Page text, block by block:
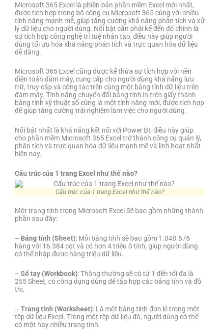
Microsoft 365 Excel là phiên bản phần mềm Excel mới nhất,
được tích hợp trong bộ công cụ Microsoft 365 cùng với nhiều
tính năng mạnh mẽ, giúp tăng cường khả năng phân tích và xử
lý dữ liệu cho người dùng. Nổi bật cần phải kể đến đó chính là
sự tích hợp công nghệ trí tuệ nhân tạo, điều này giúp người
dùng tối ưu hóa khả năng phân tích và trực quan hóa dữ liệu
dễ dàng.
Microsoft 365 Excel cũng được kế thừa sự tích hợp với nền
điện toán đám mây, cung cấp cho người dùng khả năng lưu
trữ, truy cập và cộng tác trên cùng một bảng tính dữ liệu trên
đám mây. Tính năng chuyển đổi bảng tính in trên giấy thành
bảng tính kỹ thuật số cũng là một tính năng mới, được tích hợp
để giúp tăng cường trải nghiệm làm việc cho người dùng.
Nổi bật nhất là khả năng kết nối với Power BI, điều này giúp
cho phần mềm Microsoft 365 Excel trở thành công cụ quản lý,
phân tích và trực quan hóa dữ liệu mạnh mẽ và linh hoạt nhất
hiện nay.
Cấu trúc của 1 trang Excel như thế nào?
Cấu trúc của 1 trang Excel như thế nào?
Một trang tính trong Microsoft Excel Sẽ bao gồm những thành
phần sau đây:
– Bảng tính (Sheet): Mỗi bảng tính sẽ bao gồm 1.048.576
hàng với 16.384 cột và có hơn 4 triệu ô tính, giúp người dùng
có thể nhập được hàng triệu dữ liệu.
– Sổ tay (Workbook): Thông thường sẽ có từ 1 đến tối đa là
255 Sheet, có công dụng dùng để tập hợp các bảng tính và đồ
thị.
– Trang tính (Worksheet): Là một bảng tính đơn lẻ trong một
tệp dữ liệu Excel. Trong một tệp dữ liệu đó, người dùng có thể
có một hay nhiều trang tính.